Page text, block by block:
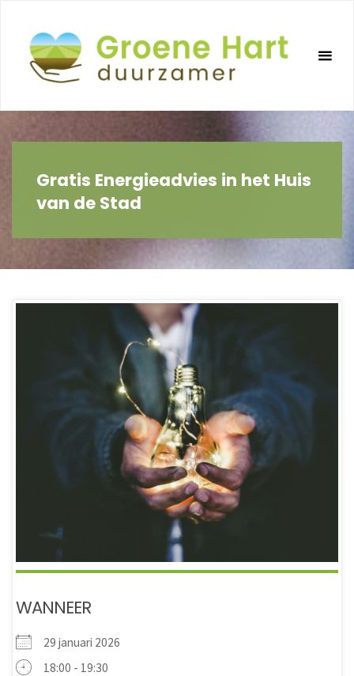
inhoud
Gratis Energieadvies in het Huis
van de Stad
WANNEER
29 januari 2026
18:00 - 19:30